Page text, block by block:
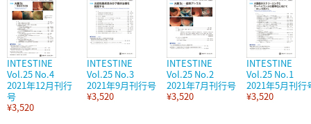
INTESTINE
Vol.25 No.4
2021年12月刊行
号
¥3,520
INTESTINE
Vol.25 No.3
2021年9月刊行号
¥3,520
INTESTINE
Vol.25 No.2
2021年7月刊行号
¥3,520
INTESTINE
Vol.25 No.1
2021年5月刊行
¥3,520